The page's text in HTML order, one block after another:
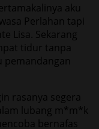
aku
Perlahan tapi
Lisa. Sekarang
tidur tanpa
pemandangan
rasanya segera
lubang m*m*k
bernafas